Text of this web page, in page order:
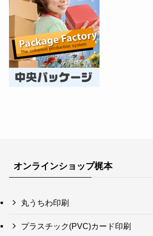
オンラインショップ梶本
丸うちわ印刷
プラスチック(PVC)カード印刷